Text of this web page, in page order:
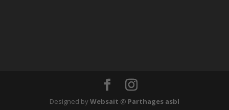
Designed byWebsait @ Parthages asbl